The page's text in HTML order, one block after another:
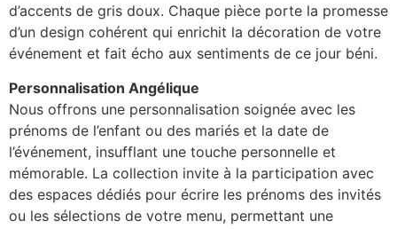
d’accents de gris doux. Chaque pièce porte la promesse
d’un design cohérent qui enrichit la décoration de votre
événement et fait écho aux sentiments de ce jour béni.
Personnalisation Angélique
Nous offrons une personnalisation soignée avec les
prénoms de l’enfant ou des mariés et la date de
l’événement, insufflant une touche personnelle et
mémorable. La collection invite à la participation avec
des espaces dédiés pour écrire les prénoms des invités
ou les sélections de votre menu, permettant une